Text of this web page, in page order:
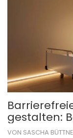
gestalten:
optimal
VON SASCHA